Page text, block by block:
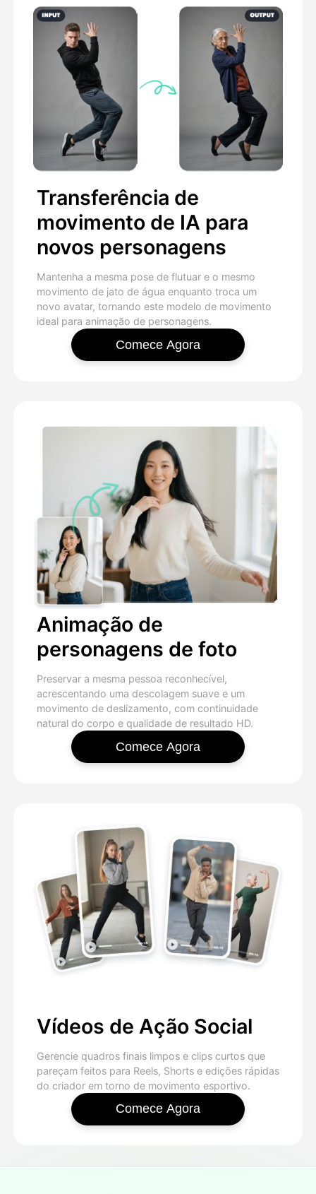
Transferência de
movimento de IA para
novos personagens
Mantenha a mesma pose de flutuar e o mesmo
movimento de jato de água enquanto troca um
novo avatar, tornando este modelo de movimento
ideal para animação de personagens.
Comece Agora
Animação de
personagens de foto
Preservar a mesma pessoa reconhecível,
acrescentando uma descolagem suave e um
movimento de deslizamento, com continuidade
natural do corpo e qualidade de resultado HD.
Comece Agora
Vídeos de Ação Social
Gerencie quadros finais limpos e clips curtos que
pareçam feitos para Reels, Shorts e edições rápidas
do criador em torno de movimento esportivo.
Comece Agora